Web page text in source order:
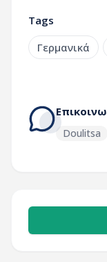
Tags
Γερμανικά
Doulitsa